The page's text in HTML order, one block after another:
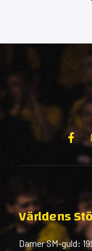
Världens
Damer SM-guld: